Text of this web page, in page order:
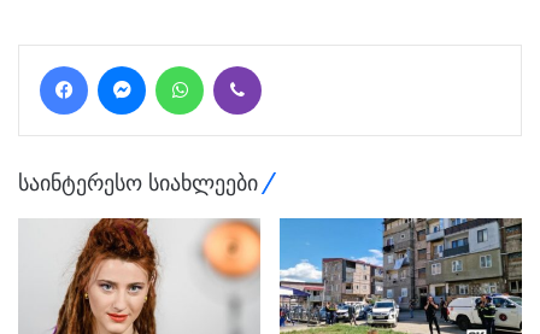
FacebookMessengerWhatsApp
საინტერესო სიახლეები